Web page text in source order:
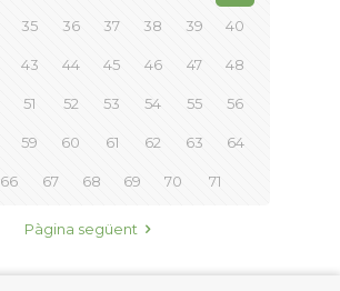
35 36 37 38 39 40
43 44 45 46 47 48
51 52 53 54 55 56
59 60 61 62 63 64
66 67 68 69 70 71
Pàgina següent